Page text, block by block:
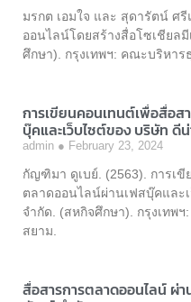
มรกต เอมใจ และ สุดารัตน์ ศ
ออนไลน์โดยสร้างสื่อโซเชียล
ศึกษา). กรุงเทพฯ: คณะบริหาร
การเขียนคอนเทนต์เพื่อสื่อส
บุ๊คและเว็บไซต์ของ บริษัท ดี
admin February 23, 2024
กัญฑิมา ดูเบย์. (2563). การเ
ตลาดออนไลน์ผ่านเฟสบุ๊คแล
จำกัด. (สหกิจศึกษา). กรุงเทพ
สยาม.
สื่อสารการตลาดออนไลน์ ผ่